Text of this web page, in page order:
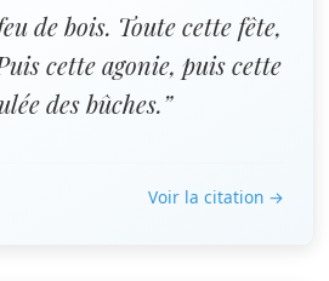
de bois. Toute cette fête,
cette agonie, puis cette
des bûches.”
Voir la citation →